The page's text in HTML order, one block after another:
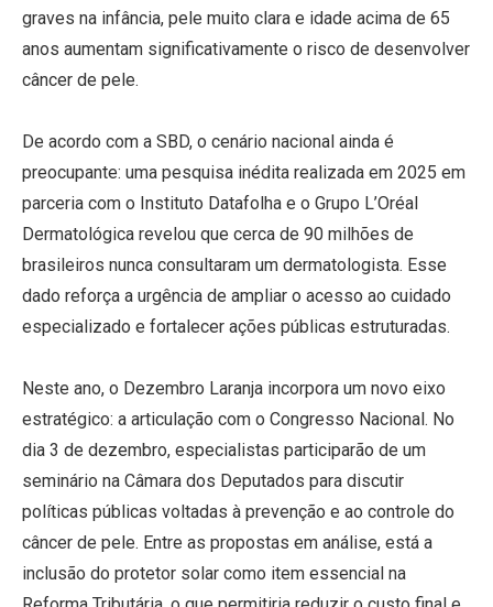
graves na infância, pele muito clara e idade acima de 65
anos aumentam significativamente o risco de desenvolver
câncer de pele.
De acordo com a SBD, o cenário nacional ainda é
preocupante: uma pesquisa inédita realizada em 2025 em
parceria com o Instituto Datafolha e o Grupo L’Oréal
Dermatológica revelou que cerca de 90 milhões de
brasileiros nunca consultaram um dermatologista. Esse
dado reforça a urgência de ampliar o acesso ao cuidado
especializado e fortalecer ações públicas estruturadas.
Neste ano, o Dezembro Laranja incorpora um novo eixo
estratégico: a articulação com o Congresso Nacional. No
dia 3 de dezembro, especialistas participarão de um
seminário na Câmara dos Deputados para discutir
políticas públicas voltadas à prevenção e ao controle do
câncer de pele. Entre as propostas em análise, está a
inclusão do protetor solar como item essencial na